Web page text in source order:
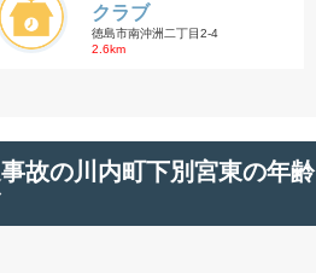
クラブ
徳島市南沖洲二丁目2-4
2.6km
故の川内町下別宮東の年齢